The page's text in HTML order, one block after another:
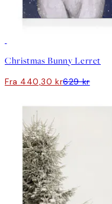
Christmas Bunny Lerret
Fra 440,30 kr629 kr